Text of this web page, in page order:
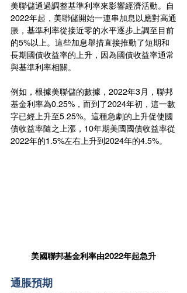
美聯儲通過調整基準利率來影響經濟活動。自
2022年起，美聯儲開始一連串加息以應對高通
脹，基準利率從接近零的水平逐步上調至目前
的5%以上。這些加息舉措直接推動了短期和
長期國債收益率的上升，因為國債收益率通常
與基準利率相關。
例如，根據美聯儲的數據，2022年3月，聯邦
基金利率為0.25%，而到了2024年初，這一數
字已經上升至5.25%。這種急劇的上升促使國
債收益率隨之上漲，10年期美國國債收益率從
2022年的1.5%左右上升到2024年的4.5%。
美國聯邦基金利率由2022年起急升
通脹預期